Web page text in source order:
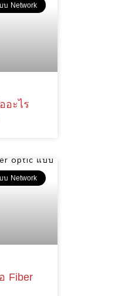
บ Network
อะไร
บ Network
Fiber